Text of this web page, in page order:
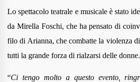
Lo spettacolo teatrale e musicale è stato
da Mirella Foschi, che ha pensato di
filo di Arianna, che combatte la violenza
tutti la grande forza di rialzarsi delle donne.
“Ci tengo molto a questo evento,